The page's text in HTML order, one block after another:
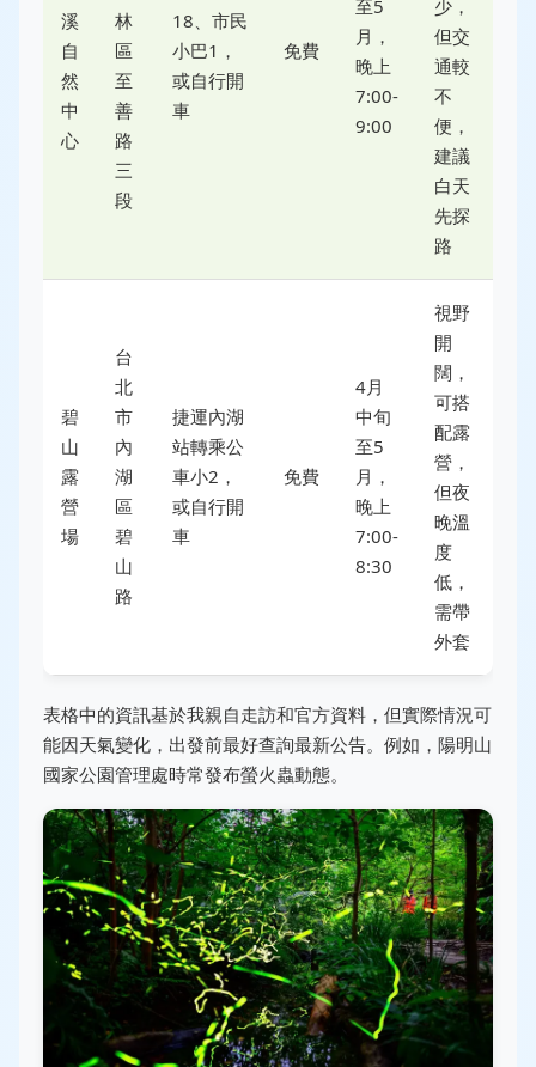
溪
自
然
中
心
林
區
至
善
路
三
段
18、市民
小巴1，
或自行開
車
免費
至5
月，
晚上
7:00-
9:00
少，
但交
通較
不
便，
建議
白天
先探
路
碧
山
露
營
場
台
北
市
內
湖
區
碧
山
路
捷運內湖
站轉乘公
車小2，
或自行開
車
免費
4月
中旬
至5
月，
晚上
7:00-
8:30
視野
開
闊，
可搭
配露
營，
但夜
晚溫
度
低，
需帶
外套
表格中的資訊基於我親自走訪和官方資料，但實際情況可
能因天氣變化，出發前最好查詢最新公告。例如，陽明山
國家公園管理處時常發布螢火蟲動態。